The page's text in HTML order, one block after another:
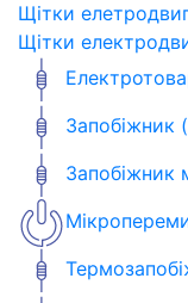
Щітки
Щітки
Запобіжник
Запобіжник